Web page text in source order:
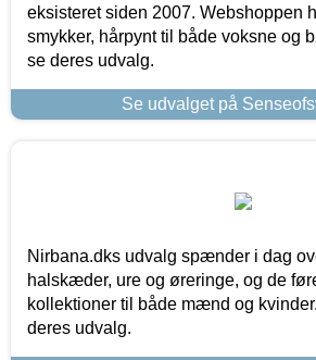
eksisteret siden 2007. Webshoppen
smykker, hårpynt til både voksne og
se deres udvalg.
Se udvalget på
Nirbana.dks udvalg spænder i dag
halskæder, ure og øreringe, og de
kollektioner til både mænd og
deres udvalg.